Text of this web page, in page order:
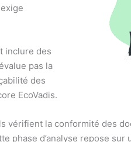
inclure des
pas la
des
EcoVadis.
vérifient la conformité des
phase d’analyse repose